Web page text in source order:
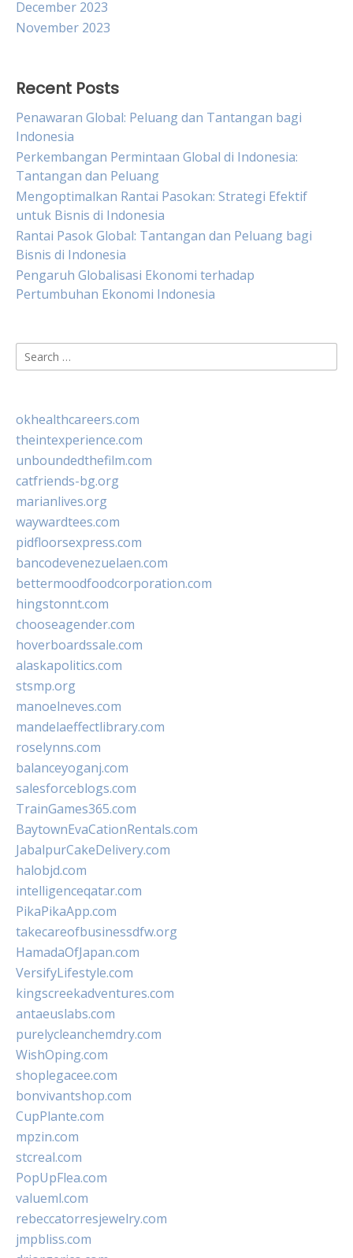
December 2023
November 2023
Recent Posts
Penawaran Global: Peluang dan Tantangan bagi
Indonesia
Perkembangan Permintaan Global di Indonesia:
Tantangan dan Peluang
Mengoptimalkan Rantai Pasokan: Strategi Efektif
untuk Bisnis di Indonesia
Rantai Pasok Global: Tantangan dan Peluang bagi
Bisnis di Indonesia
Pengaruh Globalisasi Ekonomi terhadap
Pertumbuhan Ekonomi Indonesia
Search
for:
okhealthcareers.com
theintexperience.com
unboundedthefilm.com
catfriends-bg.org
marianlives.org
waywardtees.com
pidfloorsexpress.com
bancodevenezuelaen.com
bettermoodfoodcorporation.com
hingstonnt.com
chooseagender.com
hoverboardssale.com
alaskapolitics.com
stsmp.org
manoelneves.com
mandelaeffectlibrary.com
roselynns.com
balanceyoganj.com
salesforceblogs.com
TrainGames365.com
BaytownEvaCationRentals.com
JabalpurCakeDelivery.com
halobjd.com
intelligenceqatar.com
PikaPikaApp.com
takecareofbusinessdfw.org
HamadaOfJapan.com
VersifyLifestyle.com
kingscreekadventures.com
antaeuslabs.com
purelycleanchemdry.com
WishOping.com
shoplegacee.com
bonvivantshop.com
CupPlante.com
mpzin.com
stcreal.com
PopUpFlea.com
valueml.com
rebeccatorresjewelry.com
jmpbliss.com